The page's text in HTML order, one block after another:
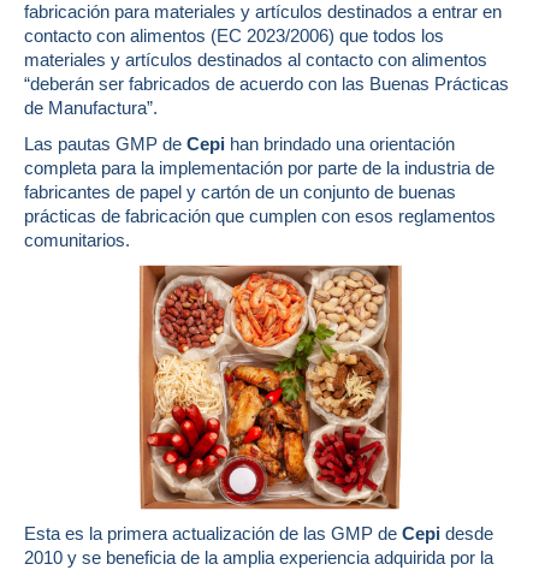
fabricación para materiales y artículos destinados a entrar en
contacto con alimentos (EC 2023/2006) que todos los
materiales y artículos destinados al contacto con alimentos
“deberán ser fabricados de acuerdo con las Buenas Prácticas
de Manufactura”.
Las pautas GMP de Cepi han brindado una orientación
completa para la implementación por parte de la industria de
fabricantes de papel y cartón de un conjunto de buenas
prácticas de fabricación que cumplen con esos reglamentos
comunitarios.
Esta es la primera actualización de las GMP de Cepi desde
2010 y se beneficia de la amplia experiencia adquirida por la